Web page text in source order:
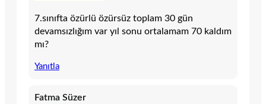
7.sınıfta özürlü özürsüz toplam 30 gün
devamsızlığım var yıl sonu ortalamam 70 kaldım
mı?
Yanıtla
Fatma Süzer